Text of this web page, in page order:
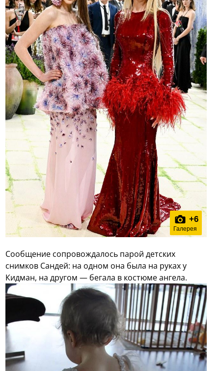
+6
Галерея
Сообщение сопровождалось парой детских
снимков Сандей: на одном она была на руках у
Кидман, на другом — бегала в костюме ангела.